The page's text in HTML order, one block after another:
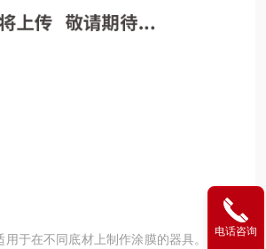
用于在不同底材上制作涂膜的器具。该涂膜
电话咨询